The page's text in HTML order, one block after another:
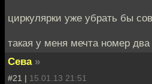
циркулярки уже убрать бы
такая у меня мечта номер два
Сева »
#21 | 15.01.13 21:51